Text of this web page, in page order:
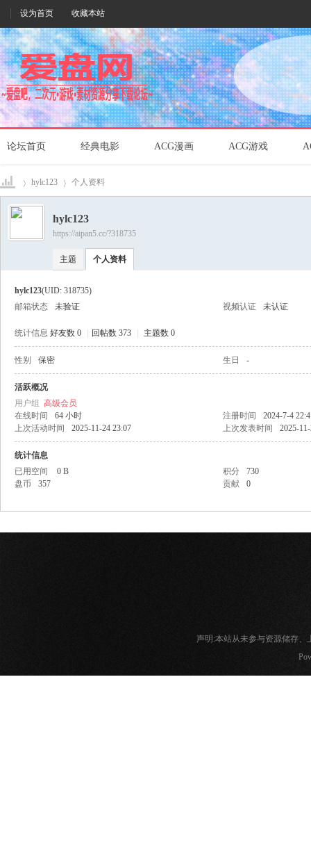
设为首页 收藏本站
论坛首页 经典电影 ACG漫画 ACG游戏
爱盘›
hylc123 个人资料
hylc123
https://aipan5.cc/?318735
主题 个人资料
hylc123(UID: 318735)
邮箱状态
未验证 视频认证 未认证
统计信息 好友数 0 回帖数 373 主题数 0
性别 保密 生日 -
活跃概况
用户组 高级会员
在线时间
64 小时 注册时间
2024-7-4
上次活动时间
2025-11-24 23:07 上次发表时间 2025-
统计信息
已用空间
0 B 积分
730
盘币
357 贡献 0
声明:本站从未参与资源储存、